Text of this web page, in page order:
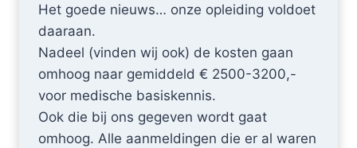
Het goede nieuws… onze opleiding voldoet
daaraan.
Nadeel (vinden wij ook) de kosten gaan
omhoog naar gemiddeld € 2500-3200,-
voor medische basiskennis.
Ook die bij ons gegeven wordt gaat
omhoog. Alle aanmeldingen die er al waren